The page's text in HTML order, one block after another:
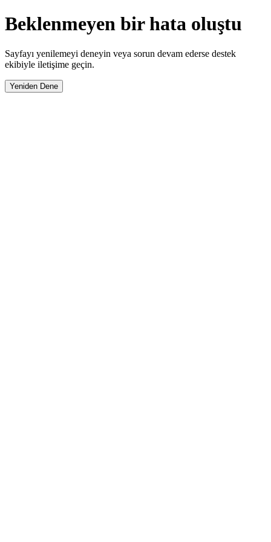
Beklenmeyen bir hata oluştu
Sayfayı yenilemeyi deneyin veya sorun devam ederse destek
ekibiyle iletişime geçin.
Yeniden Dene